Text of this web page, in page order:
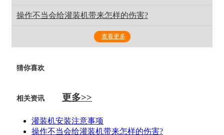
操作不当会给灌装机带来怎样的伤害?
查看更多
猜你喜欢
相关资讯 更多>>
灌装机安装注意事项
操作不当会给灌装机带来怎样的伤害?